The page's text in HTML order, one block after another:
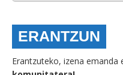
ERANTZUN
Erantzuteko, izena emanda